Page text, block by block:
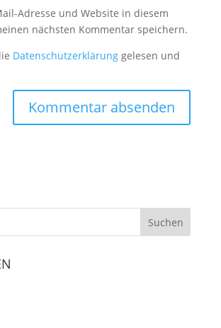
Adresse und Website in diesem
nächsten Kommentar speichern.
Datenschutzerklärung gelesen und